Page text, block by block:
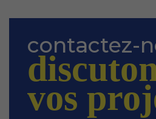
contactez-
vos